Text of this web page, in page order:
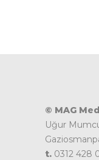
© MAG
Uğur
t. 0312 428